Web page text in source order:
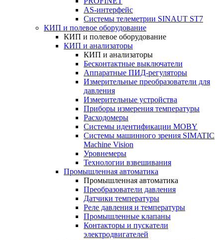
AS-интерфейс
Системы телеметрии SINAUT ST7
КИП и полевое оборудование
КИП и полевое оборудование
КИП и анализаторы
КИП и анализаторы
Бесконтактные выключатели
Аппаратные ПИД-регуляторы
Измерительные преобразователи для
давления
Измерительные устройства
Приборы измерения температуры
Расходомеры
Системы идентификации MOBY
Системы машинного зрения SIMATIC
Machine Vision
Уровнемеры
Технологии взвешивания
Промышленная автоматика
Промышленная автоматика
Преобразователи давления
Датчики температуры
Реле давления и температуры
Промышленные клапаны
Контакторы и пускатели
электродвигателей